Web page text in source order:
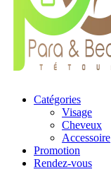
Catégories
Visage
Cheveux
Accessoire
Promotion
Rendez-vous